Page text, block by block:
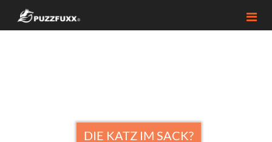
DIE KATZ IM SACK?